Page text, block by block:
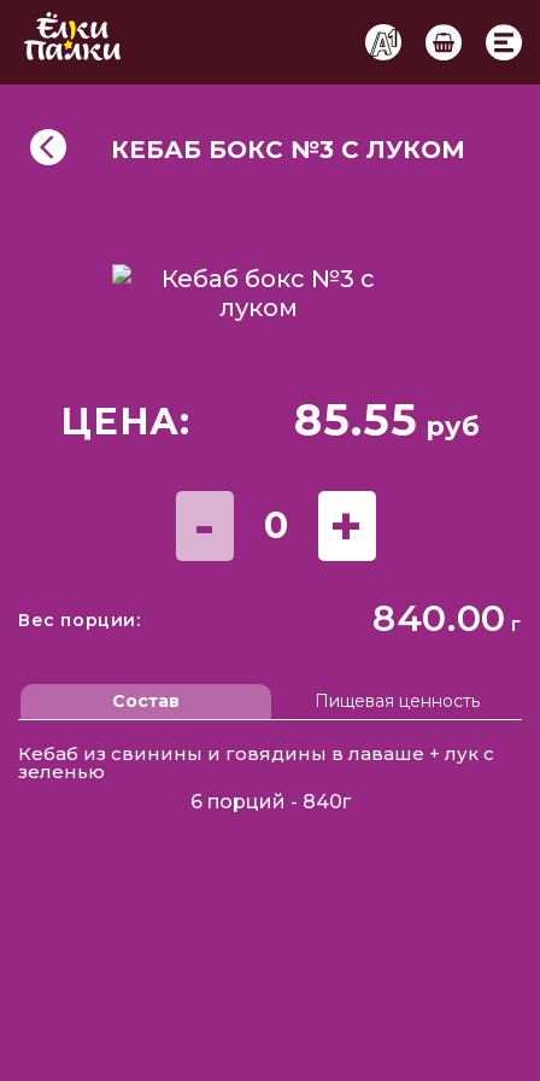
КЕБАБ БОКС №3 С ЛУКОМ
ЦЕНА: 85.55 руб
- 0 +
Вес порции: 840.00 г
Состав Пищевая ценность
Кебаб из свинины и говядины в лаваше + лук с
зеленью
6 порций - 840г